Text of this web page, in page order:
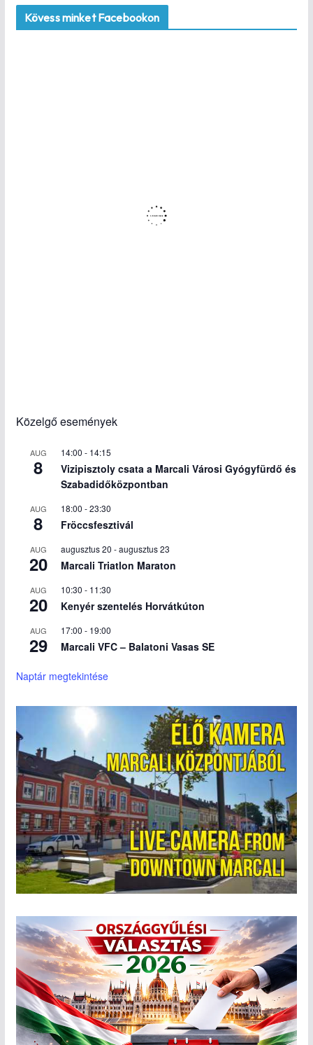
Kövess minket Facebookon
Közelgő események
AUG
8
14:00 - 14:15
Vizipisztoly csata a Marcali Városi Gyógyfürdő és
Szabadidőközpontban
AUG
8
18:00 -23:30
Fröccsfesztivál
AUG
20
augusztus 20 -augusztus 23
Marcali Triatlon Maraton
AUG
20
10:30 - 11:30
Kenyér szentelés Horvátkúton
AUG
29
17:00 - 19:00
Marcali VFC – Balatoni Vasas SE
Naptár megtekintése